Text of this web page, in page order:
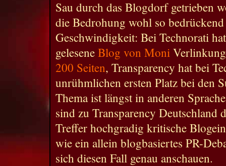
Sau durch das Blogdorf getrieben
die Bedrohung wohl so
Geschwindigkeit: Bei Technorati
gelesene Blog von Moni
200 Seiten, Transparency hat bei
unrühmlichen ersten Platz bei den
Thema ist längst in anderen
sind zu Transparency Deutschland
Treffer hochgradig kritische
wie ein allein blogbasiertes PR-
sich diesen Fall genau anschauen.